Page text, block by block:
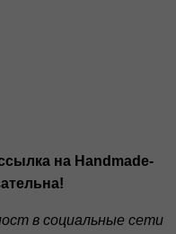
на Handmade-
в социальные сети